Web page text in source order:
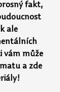
fakt,
ale
vám může
a zde